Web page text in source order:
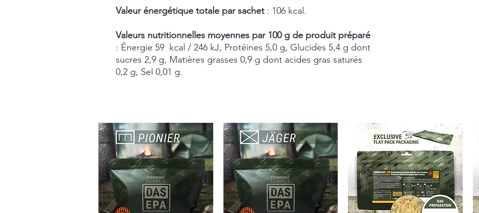
Valeur énergétique totale par sachet: 106 kcal.
Valeurs nutritionnelles moyennes par 100 g de produit préparé
: Énergie 59 kcal / 246 kJ, Protéines 5,0 g, Glucides 5,4 g dont
sucres 2,9 g, Matières grasses 0,9 g dont acides gras saturés
0,2 g, Sel 0,01 g.